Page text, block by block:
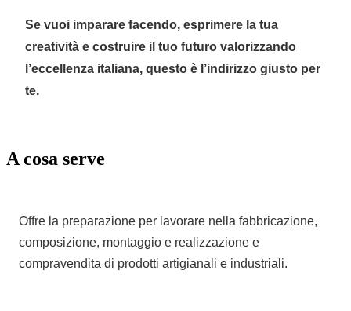
Se vuoi imparare facendo, esprimere la tua
creatività e costruire il tuo futuro valorizzando
l’eccellenza italiana, questo è l’indirizzo giusto per
te.
A cosa serve
Offre la preparazione per lavorare nella fabbricazione,
composizione, montaggio e realizzazione e
compravendita di prodotti artigianali e industriali.